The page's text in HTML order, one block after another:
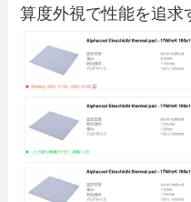
算度外視で性能を追求